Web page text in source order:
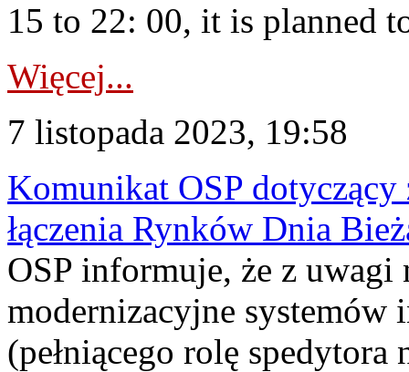
15 to 22: 00, it is planned
Więcej...
7 listopada 2023, 19:58
Komunikat OSP dotyczący
łączenia Rynków Dnia
OSP informuje, że z uwagi
modernizacyjne
(pełniącego rolę